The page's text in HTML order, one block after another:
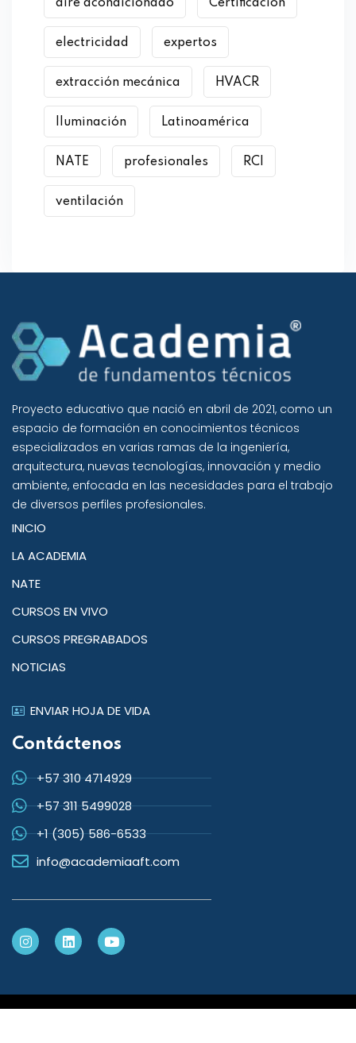
aire acondicionado Certificación
electricidad expertos
extracción mecánica HVACR
Iluminación Latinoamérica
NATE profesionales RCI
ventilación
Proyecto educativo que nació en abril de 2021, como un
espacio de formación en conocimientos técnicos
especializados en varias ramas de la ingeniería,
arquitectura, nuevas tecnologías, innovación y medio
ambiente, enfocada en las necesidades para el trabajo
de diversos perfiles profesionales.
INICIO
LA ACADEMIA
NATE
CURSOS EN VIVO
CURSOS PREGRABADOS
NOTICIAS
ENVIAR HOJA DE VIDA
Contáctenos
+57 310 4714929
+57 311 5499028
+1 (305) 586-6533
info@academiaaft.com